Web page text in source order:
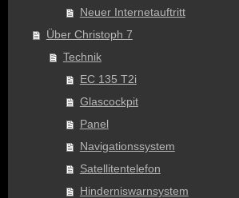
Neuer Internetauftritt
Über Christoph 7
Technik
EC 135 T2i
Glascockpit
Panel
Navigationssystem
Satellitentelefon
Hinderniswarnsystem